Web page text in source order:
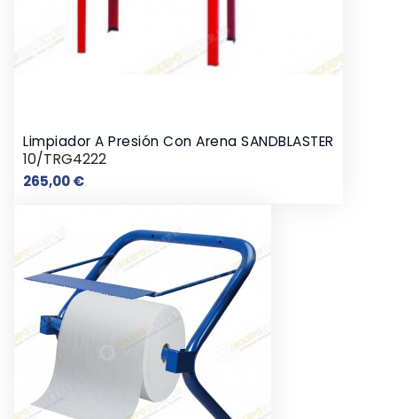
Limpiador A Presión Con Arena SANDBLASTER
10/TRG4222
265,00 €Precio